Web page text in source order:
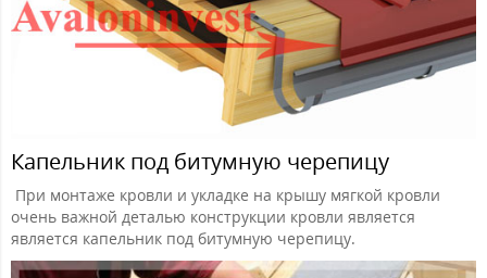
Капельник под битумную черепицу
При монтаже кровли и укладке на крышу мягкой кровли
очень важной деталью конструкции кровли является
является капельник под битумную черепицу.